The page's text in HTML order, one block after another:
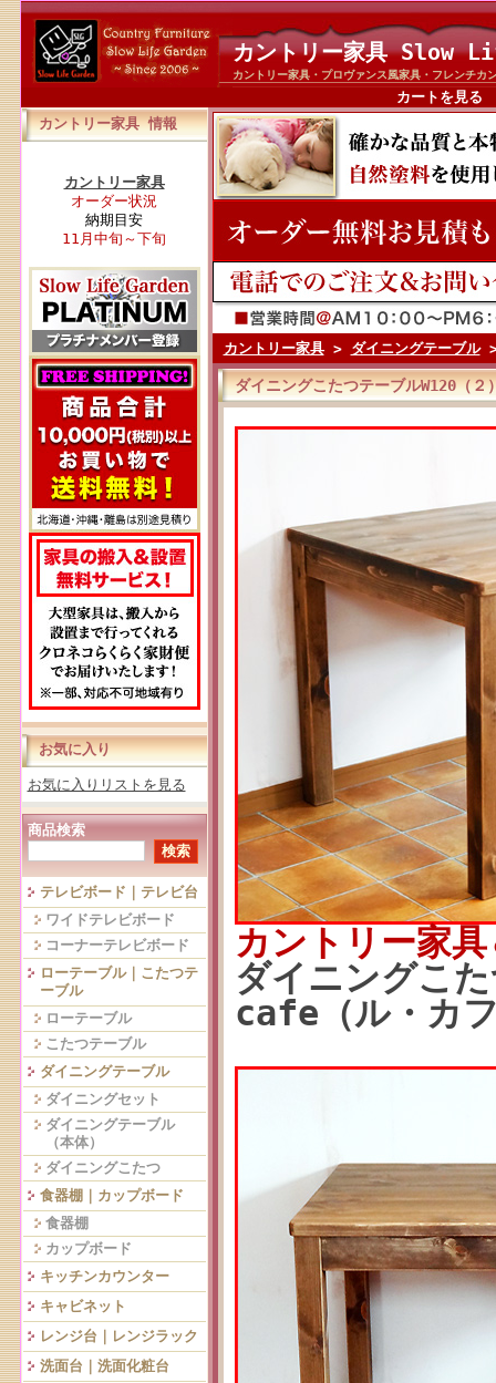
カントリー家具 Slow
カントリー家具・プロヴァンス風家具・フレンチカ
カートを見る
カントリー家具 情報
カントリー家具
オーダー状況
納期目安
11月中旬～下旬
お気に入り
お気に入りリストを見る
商品検索
テレビボード｜テレビ台
ワイドテレビボード
コーナーテレビボード
ローテーブル｜こたつテ
ーブル
ローテーブル
こたつテーブル
ダイニングテーブル
ダイニングセット
ダイニングテーブル
（本体）
ダイニングこたつ
食器棚｜カップボード
食器棚
カップボード
キッチンカウンター
キャビネット
レンジ台｜レンジラック
洗面台｜洗面化粧台
カントリー家具> ダイニングテーブル
ダイニングこたつテーブルW120（
カントリー家
ダイニングこ
cafe（ル・カ